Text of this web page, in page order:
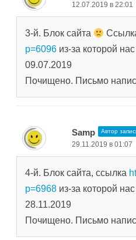
12.07.2019 в 22:01
3-й. Блок сайта
p=6096 из-за которой
09.07.2019
Почищено. Письмо
Samp Автор
29.11.2019 в 01:07
4-й. Блок сайта, ссылка
p=6968 из-за которой
28.11.2019
Почищено. Письмо